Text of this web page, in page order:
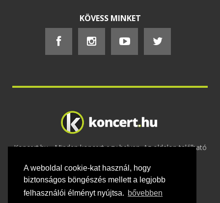
A weboldal cookie-kat használ, hogy
biztonságos böngészés mellett a legjobb
felhasználói élményt nyújtsa. bővebben
KÖVESS MINKET
Koncert.hu - Minden koncert egy helyen. Az oldalon található
2020 Adatvédelem-ÁSZF-Felhasználási
feltételek-Webmaster- Kapcsolat és üzenet küldés